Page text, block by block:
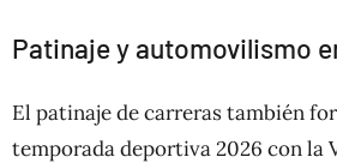
Patinaje y automovilismo
El patinaje de carreras también
temporada deportiva 2026 con la